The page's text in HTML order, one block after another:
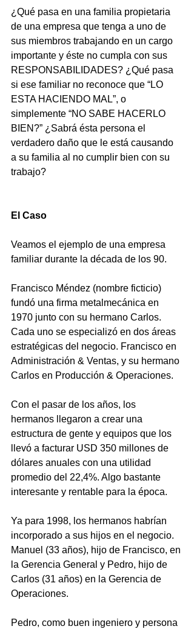
¿Qué pasa en una familia propietaria
de una empresa que tenga a uno de
sus miembros trabajando en un cargo
importante y éste no cumpla con sus
RESPONSABILIDADES? ¿Qué pasa
si ese familiar no reconoce que “LO
ESTA HACIENDO MAL”, o
simplemente “NO SABE HACERLO
BIEN?” ¿Sabrá ésta persona el
verdadero daño que le está causando
a su familia al no cumplir bien con su
trabajo?
El Caso
Veamos el ejemplo de una empresa
familiar durante la década de los 90.
Francisco Méndez (nombre ficticio)
fundó una firma metalmecánica en
1970 junto con su hermano Carlos.
Cada uno se especializó en dos áreas
estratégicas del negocio. Francisco en
Administración & Ventas, y su hermano
Carlos en Producción & Operaciones.
Con el pasar de los años, los
hermanos llegaron a crear una
estructura de gente y equipos que los
llevó a facturar USD 350 millones de
dólares anuales con una utilidad
promedio del 22,4%. Algo bastante
interesante y rentable para la época.
Ya para 1998, los hermanos habrían
incorporado a sus hijos en el negocio.
Manuel (33 años), hijo de Francisco, en
la Gerencia General y Pedro, hijo de
Carlos (31 años) en la Gerencia de
Operaciones.
Pedro, como buen ingeniero y persona